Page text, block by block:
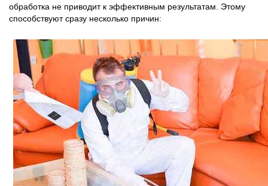
обработка не приводит к эффективным результатам. Этому
способствуют сразу несколько причин: